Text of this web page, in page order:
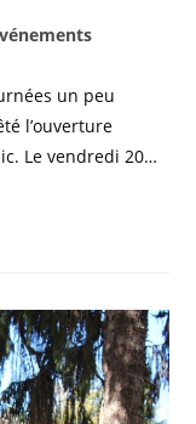
un peu
l’ouverture
Le vendredi 20…